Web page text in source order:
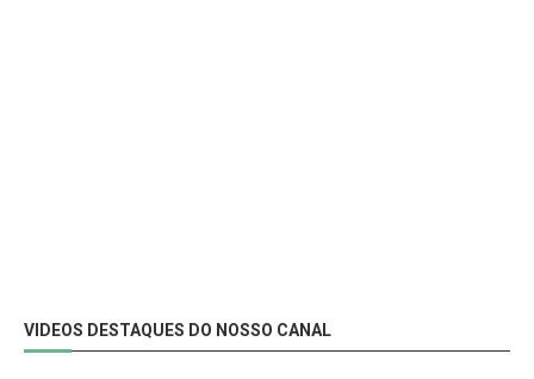
VIDEOS DESTAQUES DO NOSSO CANAL